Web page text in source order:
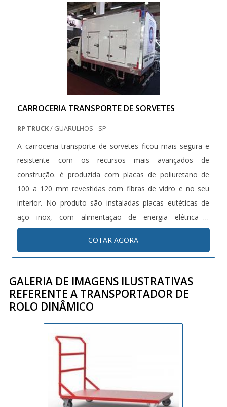
dúvidas.GARANTIA E ASSERTIVIDADE NO
SEGMENTOSomente na Bento Carrinhos existe o que há
de melhor em fabricação e reforma de carrinhos. É
possível encontrar uma grande variedade no portfólio
como carrinhos de supermercado e porta temperos com
ótima qualidade e assertividade.A empresa conta com um
time de profissionais qualificados para o serviço, além de
investir em equipamentos modernos, que se ajustam a
sua necessidade. A Bento Carrinhos é uma empresa que
qualidade, o que garante o sucesso dos clientes de ponta
CARROCERIA TRANSPORTE DE SORVETES
RP TRUCK/ GUARULHOS - SP
A carroceria transporte de sorvetes ficou mais segura e
resistente com os recursos mais avançados de
construção. é produzida com placas de poliuretano de
100 a 120 mm revestidas com fibras de vidro e no seu
interior. No produto são instaladas placas eutéticas de
aço inox, com alimentação de energia elétrica e
compressor semi-hermético bitzer, com gás R-404 a
capaz de atingir uma temperatura abaixo de -40°C. Com a
temperatura de -40°C, n....
COTAR AGORA
GALERIA DE IMAGENS ILUSTRATIVAS
REFERENTE A TRANSPORTADOR DE
ROLO DINÂMICO